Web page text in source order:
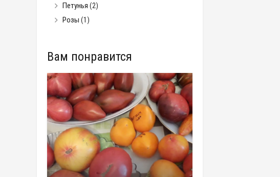
Петунья (2)
Розы (1)
Вам понравится